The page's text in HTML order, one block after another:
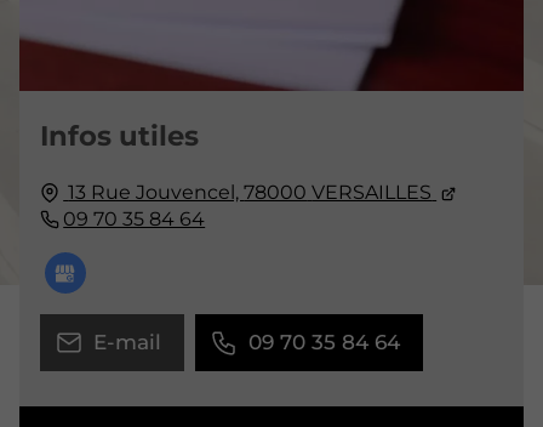
Infos utiles
13 Rue Jouvencel,78000 VERSAILLES
09 70 35 84 64
E-mail 09 70 35 84 64